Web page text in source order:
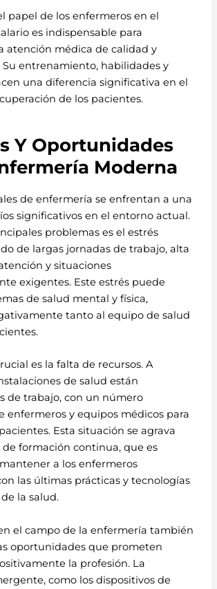
papel de los enfermeros en el
es indispensable para
atención médica de calidad y
Su entrenamiento, habilidades y
una diferencia significativa en el
de los pacientes.
Y Oportunidades
Moderna
de enfermería se enfrentan a una
significativos en el entorno actual.
problemas es el estrés
de largas jornadas de trabajo, alta
y situaciones
exigentes. Este estrés puede
de salud mental y física,
tanto al equipo de salud
es la falta de recursos. A
de salud están
de trabajo, con un número
enfermeros y equipos médicos para
Esta situación se agrava
de formación continua, que es
a los enfermeros
las últimas prácticas y tecnologías
la salud.
el campo de la enfermería también
oportunidades que prometen
la profesión. La
como los dispositivos de